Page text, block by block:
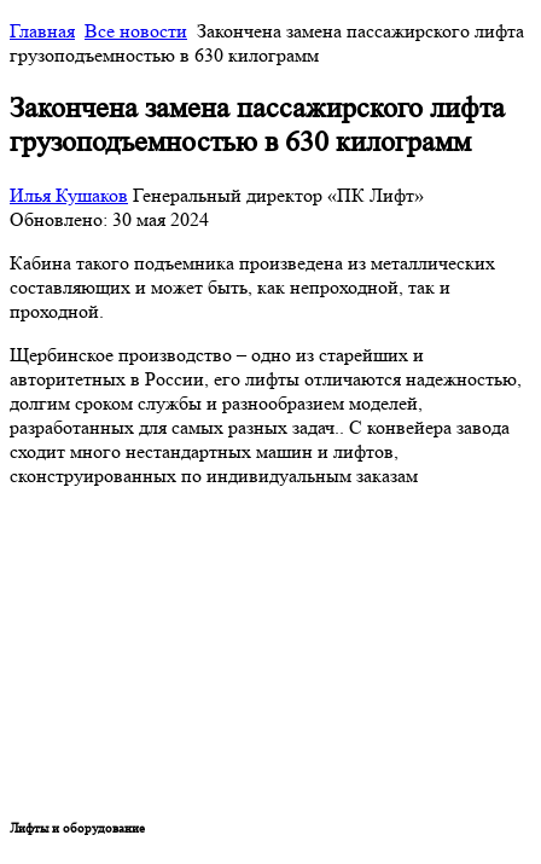
Главная Все новости Закончена замена пассажирского лифта
грузоподъемностью в 630 килограмм
Закончена замена пассажирского лифта
грузоподъемностью в 630 килограмм
Илья Кушаков Генеральный директор «ПК Лифт»
Обновлено: 30 мая 2024
Кабина такого подъемника произведена из металлических
составляющих и может быть, как непроходной, так и
проходной.
Щербинское производство – одно из старейших и
авторитетных в России, его лифты отличаются надежностью,
долгим сроком службы и разнообразием моделей,
разработанных для самых разных задач.. С конвейера завода
сходит много нестандартных машин и лифтов,
сконструированных по индивидуальным заказам
Лифты и оборудование